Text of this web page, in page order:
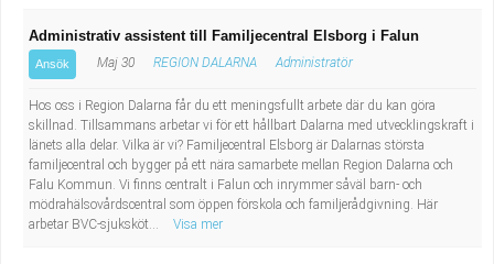
Administrativ assistent till Familjecentral Elsborg i Falun
Ansök Maj 30 REGION DALARNA Administratör
Hos oss i Region Dalarna får du ett meningsfullt arbete där du kan göra
skillnad. Tillsammans arbetar vi för ett hållbart Dalarna med utvecklingskraft i
länets alla delar. Vilka är vi? Familjecentral Elsborg är Dalarnas största
familjecentral och bygger på ett nära samarbete mellan Region Dalarna och
Falu Kommun. Vi finns centralt i Falun och inrymmer såväl barn- och
mödrahälsovårdscentral som öppen förskola och familjerådgivning. Här
arbetar BVC-sjuksköt...
Visa mer